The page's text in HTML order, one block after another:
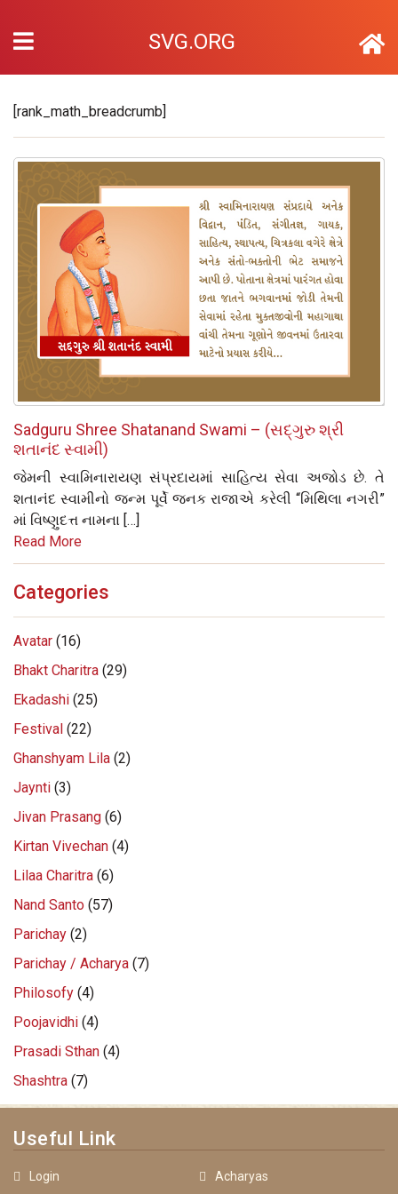
SVG.ORG
[rank_math_breadcrumb]
Sadguru Shree Shatanand Swami – (સદ્‌ગુરુ શ્રી
શતાનંદ સ્વામી)
જેમની સ્વામિનારાયણ સંપ્રદાયમાં સાહિત્ય સેવા અજોડ છે. તે
શતાનંદ સ્વામીનો જન્મ પૂર્વે જનક રાજાએ કરેલી “મિથિલા નગરી”
માં વિષ્ણુદત્ત નામના […]
Read More
Categories
Avatar (16)
Bhakt Charitra (29)
Ekadashi (25)
Festival (22)
Ghanshyam Lila (2)
Jaynti (3)
Jivan Prasang (6)
Kirtan Vivechan (4)
Lilaa Charitra (6)
Nand Santo (57)
Parichay (2)
Parichay / Acharya (7)
Philosofy (4)
Poojavidhi (4)
Prasadi Sthan (4)
Shashtra (7)
Useful Link
Login
Acharyas